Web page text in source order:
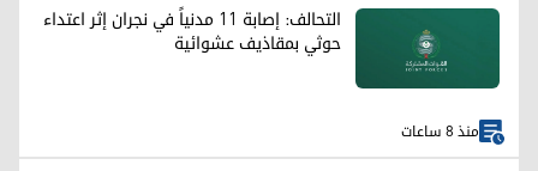
التحالف: إصابة 11 مدنياً في نجران إثر اعتداء
حوثي بمقاذيف عشوائية
منذ 8 ساعات